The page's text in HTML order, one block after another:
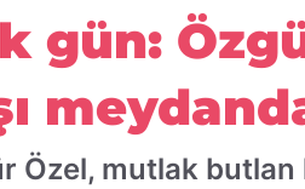
gün:
Özel, mutlak